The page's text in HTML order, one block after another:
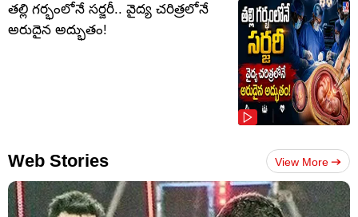
తల్లి గర్భంలోనే సర్జరీ.. వైద్య చరిత్రలోనే
అరుదైన అద్భుతం!
Web Stories View More